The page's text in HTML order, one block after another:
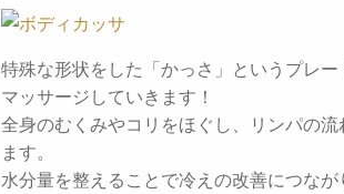
特殊な形状をした「かっさ」というプレ
マッサージしていきます！
全身のむくみやコリをほぐし、リンパの
ます。
水分量を整えることで冷えの改善につなが